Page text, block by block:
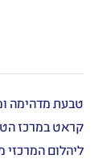
קראט במרכז
ליהלום